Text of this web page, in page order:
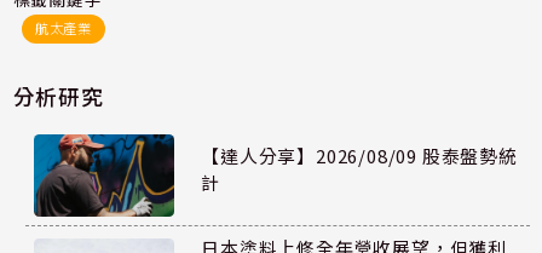
航太產業
分析研究
【達人分享】2026/08/09 股泰盤勢統
計
日本塗料上修全年營收展望，但獲利